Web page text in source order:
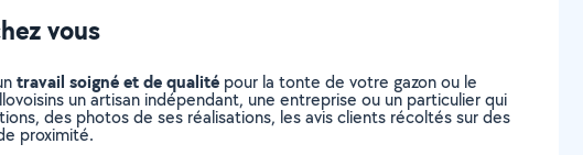
vous
travail soigné et de qualité pour la tonte de votre gazon ou le
un artisan indépendant, une entreprise ou un particulier qui
des photos de ses réalisations, les avis clients récoltés sur des
proximité.